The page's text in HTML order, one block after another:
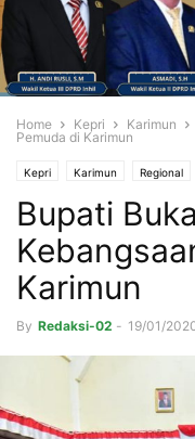
Home Kepri Karimun
Pemuda di Karimun
Kepri Karimun Regional
Bupati
Karimun
By Redaksi-02 - 19/01/